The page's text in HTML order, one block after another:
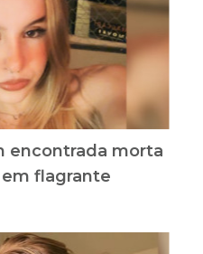
encontrada morta
flagrante